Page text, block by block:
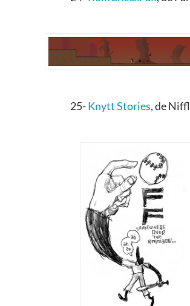
25-Knytt Stories, de